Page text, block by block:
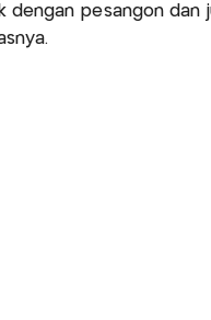
dengan pesangon dan